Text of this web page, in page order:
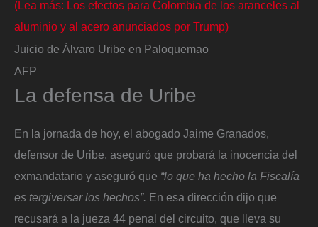
(Lea más: Los efectos para Colombia de los aranceles al
aluminio y al acero anunciados por Trump)
Juicio de Álvaro Uribe en Paloquemao
AFP
La defensa de Uribe
En la jornada de hoy, el abogado Jaime Granados,
defensor de Uribe, aseguró que probará la inocencia del
exmandatario y aseguró que “lo que ha hecho la Fiscalía
es tergiversar los hechos”. En esa dirección dijo que
recusará a la jueza 44 penal del circuito, que lleva su